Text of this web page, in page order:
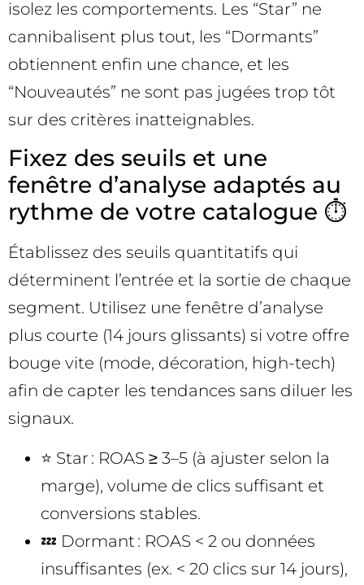
isolez les comportements. Les “Star” ne
cannibalisent plus tout, les “Dormants”
obtiennent enfin une chance, et les
“Nouveautés” ne sont pas jugées trop tôt
sur des critères inatteignables.
Fixez des seuils et une
fenêtre d’analyse adaptés au
rythme de votre catalogue ⏱️
Établissez des seuils quantitatifs qui
déterminent l’entrée et la sortie de chaque
segment. Utilisez une fenêtre d’analyse
plus courte (14 jours glissants) si votre offre
bouge vite (mode, décoration, high-tech)
afin de capter les tendances sans diluer les
signaux.
⭐ Star : ROAS ≥ 3–5 (à ajuster selon la
marge), volume de clics suffisant et
conversions stables.
💤 Dormant : ROAS < 2 ou données
insuffisantes (ex. < 20 clics sur 14 jours),